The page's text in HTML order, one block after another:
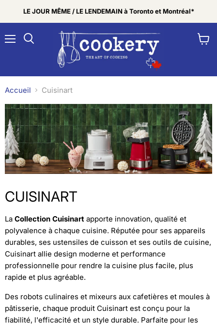
LE JOUR MÊME / LE LENDEMAIN à Toronto et Montréal*
Rechercher
Accueil Cuisinart
CUISINART
La Collection Cuisinart apporte innovation, qualité et
polyvalence à chaque cuisine. Réputée pour ses appareils
durables, ses ustensiles de cuisson et ses outils de cuisine,
Cuisinart allie design moderne et performance
professionnelle pour rendre la cuisine plus facile, plus
rapide et plus agréable.
Des robots culinaires et mixeurs aux cafetières et moules à
pâtisserie, chaque produit Cuisinart est conçu pour la
fiabilité, l'efficacité et un style durable. Parfaite pour les